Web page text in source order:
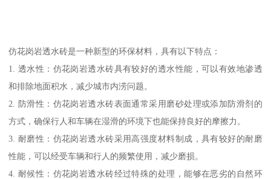
仿花岗岩透水砖是一种新型的环保材料，具有以下特点：
1. 透水性：仿花岗岩透水砖具有较好的透水性能，可以有效地渗透
和排除地面积水，减少城市内涝问题。
2. 防滑性：仿花岗岩透水砖表面通常采用磨砂处理或添加防滑剂的
方式，确保行人和车辆在湿滑的环境下也能保持良好的摩擦力。
3. 耐磨性：仿花岗岩透水砖采用高强度材料制成，具有较好的耐磨
性能，可以经受车辆和行人的频繁使用，减少磨损。
4. 耐候性：仿花岗岩透水砖经过特殊的处理，能够在恶劣的自然环